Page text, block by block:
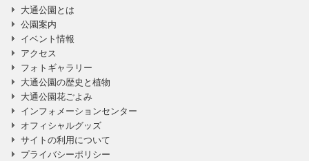
大通公園とは
公園案内
イベント情報
アクセス
フォトギャラリー
大通公園の歴史と植物
大通公園花ごよみ
インフォメーションセンター
オフィシャルグッズ
サイトの利用について
プライバシーポリシー